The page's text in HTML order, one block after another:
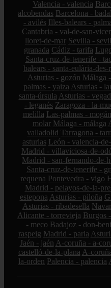
Valencia - valencia
alcobendas Barcelona -
- avilés Illes-balears -
Cantabria - val-de-san-
lloret-de-mar Sevilla -
granada Cádiz - tarifa
Santa-cruz-de-tenerife -
balears - santa-eulària-des-
Asturias - gozón Málaga
palmas - yaiza Asturias -
santa-úrsula Asturias -
- leganés Zaragoza - la-
melilla Las-palmas - mogán
molar Málaga - málaga
valladolid Tarragona -
asturias León - valencia-
Madrid - villaviciosa-de-
Madrid - san-fernando-de-
Santa-cruz-de-tenerife -
requena Pontevedra - vigo
Madrid - pelayos-de-la-
estepona Asturias - piloña
Asturias - ribadesella
Alicante - torrevieja Burgos
- meco Badajoz - don-
raspeig Madrid - parla
Jaén - jaén A-coruña - a-
castelló-de-la-plana A-
la-orden Palencia - palencia